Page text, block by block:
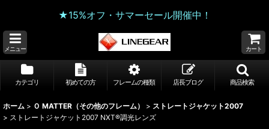
★15%オフ・サマーセール開催中！
メニュー カート
カテゴリ 初めての方 フレームの種類 店長ブログ 商品検索
ホーム > Ｏ MATTER（その他のフレーム） > ストレートジャケット2007
> ストレートジャケット2007 NXT®調光レンズ